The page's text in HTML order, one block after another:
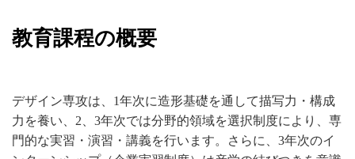
教育課程の概要
デザイン専攻は、1年次に造形基礎を通して描写力・構成
力を養い、2、3年次では分野的領域を選択制度により、専
門的な実習・演習・講義を行います。さらに、3年次のイ